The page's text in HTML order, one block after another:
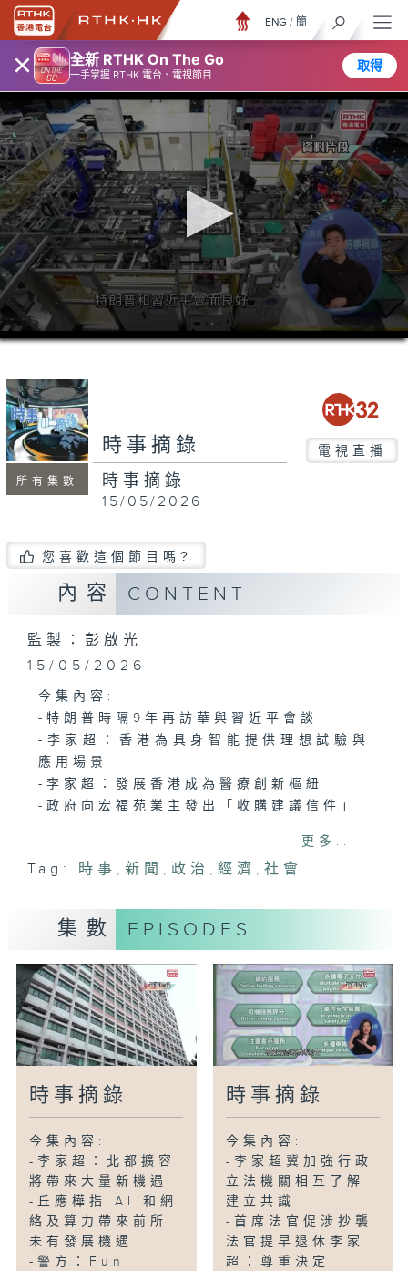
× 全新 RTHK On The Go
一手掌握 RTHK 電台、電視節目
取得
ENG / 簡
0
seconds
minutes,
6
seconds
所有集數
時事摘錄 電視直播
時事摘錄
15/05/2026
您喜歡這個節目嗎?
內容 CONTENT
監製：彭啟光
15/05/2026
今集內容:
-特朗普時隔9年再訪華與習近平會談
-李家超：香港為具身智能提供理想試驗與
應用場景
-李家超：發展香港成為醫療創新樞紐
-政府向宏福苑業主發出「收購建議信件」
-有的士司機稱隧道費減半有助減輕成本
-范鴻齡：公營醫療收費改革取得成效
暴潮
-謝展寰：新機制審批食肆露天座位最快一
-涉漢坦病毒疫情郵輪陸續有下船乘客確診
更多...
Tag: 時事 ,新聞 ,政治 ,經濟 ,社會
集數 EPISODES
時事摘錄
今集內容:
-李家超：北都擴容
將帶來大量新機遇
-丘應樺指 AI 和網
絡及算力帶來前所
未有發展機遇
-警方：Fun
時事摘錄
今集內容:
-李家超冀加強行政
立法機關相互了解
建立共識
-首席法官促涉抄襲
法官提早退休李家
超：尊重決定